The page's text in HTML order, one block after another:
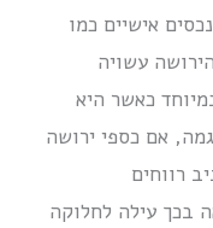
אישיים כמו
עשויה
כאשר היא
אם כספי ירושה
רווחים
בכך עילה לחלוקה